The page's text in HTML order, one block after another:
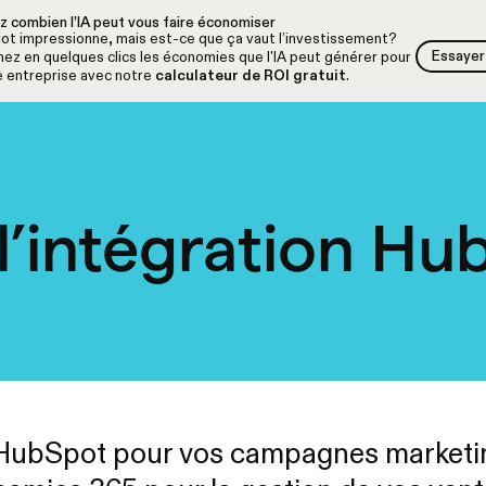
combien l’IA peut vous faire économiser
impressionne, mais est-ce que ça vaut l’investissement?
en quelques clics les économies que l'IA peut générer pour
entreprise avec notre calculateur de ROI gratuit.
pour vos campagnes